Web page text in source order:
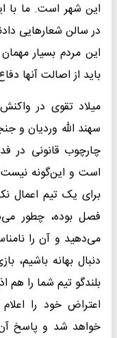
این شهر است. ما با
در سالن شعارهایی
این مردم بسیار
باید از اصالت آنها
میلاد تقوی در
سهند الله وردیان
چارچوب قانونی در
است و این‌گونه نیست
برای یک تیم اعمال
فصل بوده، چطور
می‌دهید و آن را
دنبال بهانه باشیم،
بلندگو تیم شما را هم
اعتراض خود را
خواهد شد و پاسخ آن